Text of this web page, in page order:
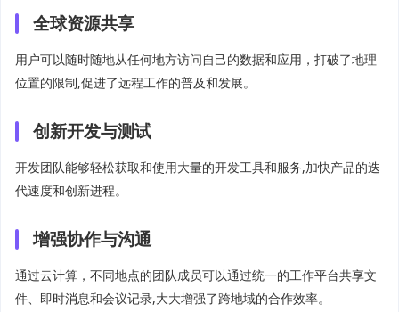
全球资源共享
用户可以随时随地从任何地方访问自己的数据和应用，打破了地理
位置的限制,促进了远程工作的普及和发展。
创新开发与测试
开发团队能够轻松获取和使用大量的开发工具和服务,加快产品的迭
代速度和创新进程。
增强协作与沟通
通过云计算，不同地点的团队成员可以通过统一的工作平台共享文
件、即时消息和会议记录,大大增强了跨地域的合作效率。